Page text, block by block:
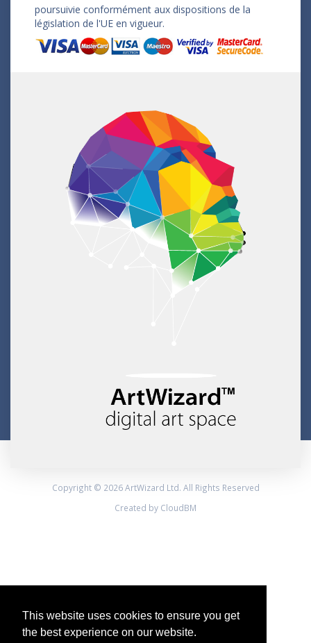
This website uses cookies to ensure you get
the best experience on our website.
poursuivie conformément aux dispositions de la
législation de l'UE en vigueur.
Copyright © 2026 ArtWizard Ltd. All Rights Reserved
Created by CloudBM